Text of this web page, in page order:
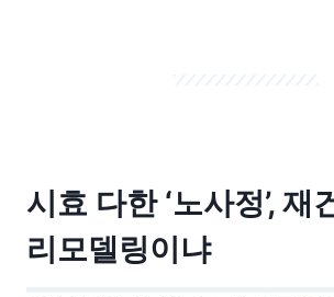
시효 다한 ‘노사정’, 재
리모델링이냐